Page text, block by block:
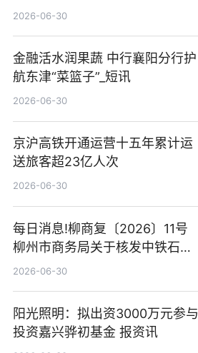
万股配售股份
2026-06-30
金融活水润果蔬 中行襄阳分行护
航东津“菜篮子”_短讯
2026-06-30
京沪高铁开通运营十五年累计运
送旅客超23亿人次
2026-06-30
每日消息!柳商复〔2026〕11号
柳州市商务局关于核发中铁石化
能源有限公司广西永柳高速桥板
2026-06-30
阳光照明：拟出资3000万元参与
投资嘉兴骅初基金 报资讯